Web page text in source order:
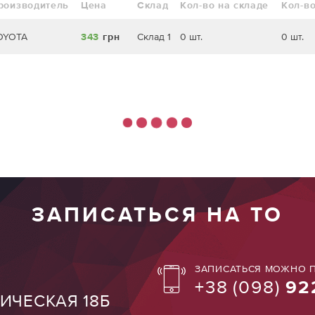
Цена Склад Кол-во на складе Кол-
343 грн Склад 1 0 шт. 0 шт.
ЗАПИСАТЬСЯ НА ТО
18Б
ЗАПИСАТЬСЯ МОЖНО
+38 (098)